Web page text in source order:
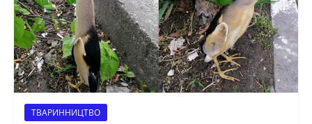
ТВАРИННИЦТВО